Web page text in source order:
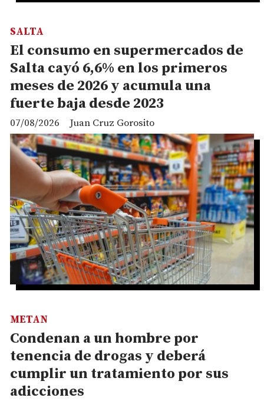
El consumo en supermercados de
Salta cayó 6,6% en los primeros
meses de 2026 y acumula una
fuerte baja desde 2023
Juan Cruz Gorosito
SALTA
07/08/2026
Condenan a un hombre por
tenencia de drogas y deberá
cumplir un tratamiento por sus
adicciones
METAN